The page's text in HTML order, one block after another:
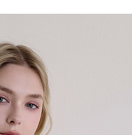
每筆NT$60，滿NT$1,500(含以上)免運費
宅配(本島)
每筆NT$90，滿NT$1,500(含以上)免運費
宅配(離島)
每筆NT$225，滿NT$1,500(含以上)免運費